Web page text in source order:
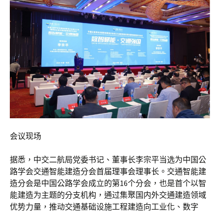
会议现场
据悉，中交二航局党委书记、董事长李宗平当选为中国公
路学会交通智能建造分会首届理事会理事长。交通智能建
造分会是中国公路学会成立的第16个分会，也是首个以智
能建造为主题的分支机构，通过集聚国内外交通建造领域
优势力量，推动交通基础设施工程建造向工业化、数字